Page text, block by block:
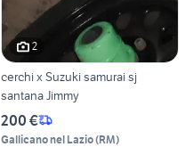
2
cerchi x Suzuki samurai sj
santana Jimmy
200 €
Gallicano nel Lazio(RM)